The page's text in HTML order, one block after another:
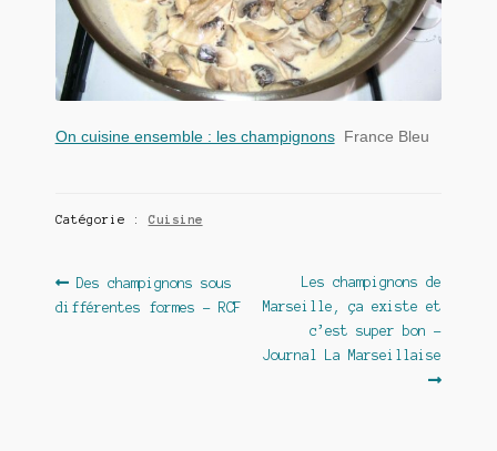
On cuisine ensemble : les champignons France Bleu
Catégorie : Cuisine
Navigation
de
Article
précédent :
Des champignons sous
différentes formes – RCF
Article
suivant :
Les champignons de
Marseille, ça existe et
c’est super bon –
Journal La Marseillaise